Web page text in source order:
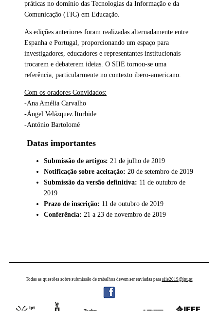
práticas no domínio das Tecnologias da Informação e da
Comunicação (TIC) em Educação.
As edições anteriores foram realizadas alternadamente entre
Espanha e Portugal, proporcionando um espaço para
investigadores, educadores e representantes institucionais
trocarem e debaterem ideias. O SIIE tornou-se uma
referência, particularmente no contexto ibero-americano.
Com os oradores Convidados:
-Ana Amélia Carvalho
-Ángel Velázquez Iturbide
-António Bartolomé
Datas importantes
Submissão de artigos: 21 de julho de 2019
Notificação sobre aceitação: 20 de setembro de 2019
Submissão da versão definitiva: 11 de outubro de
2019
Prazo de inscrição: 11 de outubro de 2019
Conferência: 21 a 23 de novembro de 2019
Todas as questões sobre submissão de trabalhos devem ser enviadas para siie2019@ipt.pt